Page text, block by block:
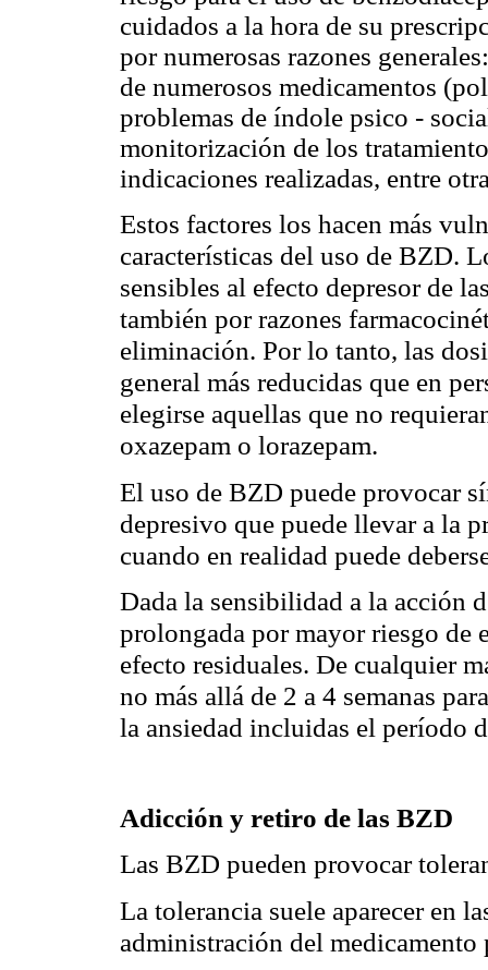
cuidados a la hora de su
por numerosas razones
de numerosos medicamentos
problemas de índole psico -
monitorización de los
indicaciones realizadas, entre
Estos factores los hacen más
características del uso de BZD.
sensibles al efecto depresor de
también por razones
eliminación. Por lo tanto, las
general más reducidas que en
elegirse aquellas que no
oxazepam o lorazepam.
El uso de BZD puede provocar
depresivo que puede llevar a la
cuando en realidad puede
Dada la sensibilidad a la acción
prolongada por mayor riesgo de
efecto residuales. De cualquier
no más allá de 2 a 4 semanas
la ansiedad incluidas el período
Adicción y retiro de las BZD
Las BZD pueden provocar
La tolerancia suele aparecer en
administración del